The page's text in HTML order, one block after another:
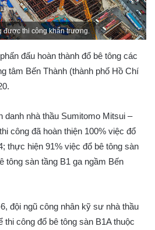
thi công khẩn trương.
đấu hoàn thành đổ bê tông các
tâm Bến Thành (thành phố Hồ Chí
danh nhà thầu Sumitomo Mitsui –
công đã hoàn thiện 100% việc đổ
thực hiện 91% việc đổ bê tông sàn
tông sàn tầng B1 ga ngầm Bến
đội ngũ công nhân kỹ sư nhà thầu
công đổ bê tông sàn B1A thuộc